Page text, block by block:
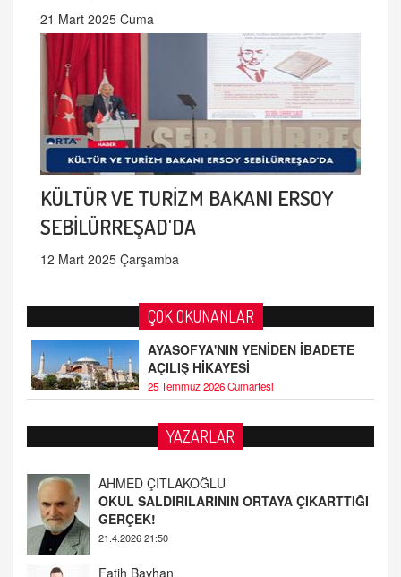
21 Mart 2025 Cuma
KÜLTÜR VE TURİZM BAKANI ERSOY
SEBİLÜRREŞAD'DA
12 Mart 2025 Çarşamba
ÇOK OKUNANLAR
AYASOFYA'NIN YENİDEN İBADETE
AÇILIŞ HİKAYESİ
25 Temmuz 2026 Cumartesi
YAZARLAR
Fatih Bayhan
MAARİF MESELEMİZ ÇIKMAZDA!
19.4.2026 09:14
YUSUF YAVUZYILMAZ